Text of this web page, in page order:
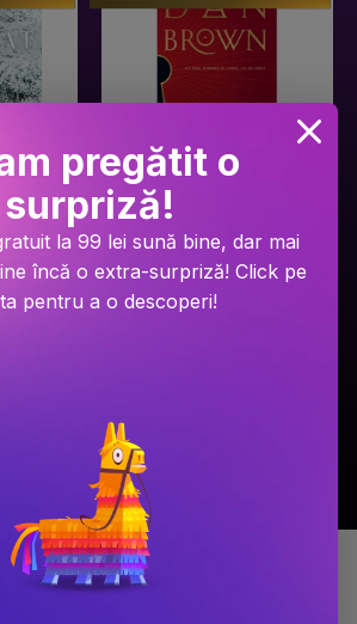
Secretul secretelor
PRP: 129 Lei
pregătit o
surpriză!
la 99 lei sună bine, dar mai
încă o extra-surpriză! Click pe
pentru a o descoperi!